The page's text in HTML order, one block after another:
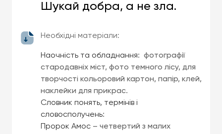
Шукай добра, а не зла.
Необхідні матеріали:
Наочність та обладнання: фотографії
стародавніх міст, фото темного лісу, для
творчості кольоровий картон, папір, клей,
наклейки для прикрас.
Словник понять, термінів і
словосполучень:
Пророк Амос – четвертий з малих